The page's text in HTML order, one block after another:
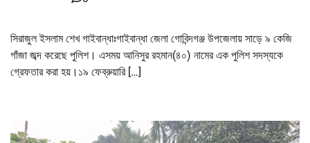
সিরাজুল ইসলাম শেখ গাইবান্ধাঃগাইবান্ধা জেলা গোবিন্দগঞ্জ উপজেলায় সাড়ে ৯ কেজি
গাঁজা জব্দ করেছে পুলিশ। এসময় আনিসুর রহমান(৪০) নামের এক পুলিশ সদস্যকে
গ্রেফতার করা হয়।১৯ ফেব্রুয়ারি […]